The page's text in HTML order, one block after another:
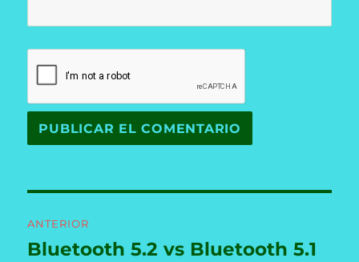
de
ANTERIOR
Entrada
Bluetooth 5.2 vs Bluetooth 5.1